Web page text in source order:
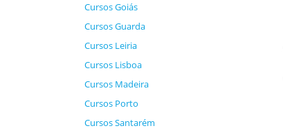
Cursos Goiás
Cursos Guarda
Cursos Leiria
Cursos Lisboa
Cursos Madeira
Cursos Porto
Cursos Santarém